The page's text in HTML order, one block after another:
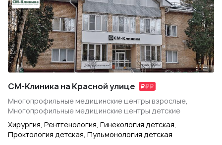
СМ-Клиника на Красной улице
Многопрофильные медицинские центры взрослые,
Многопрофильные медицинские центры детские
Хирургия, Рентгенология, Гинекология детская,
Проктология детская, Пульмонология детская